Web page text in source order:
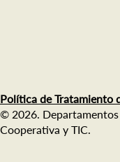
Política de Tratamiento
© 2026.
Cooperativa y TIC.